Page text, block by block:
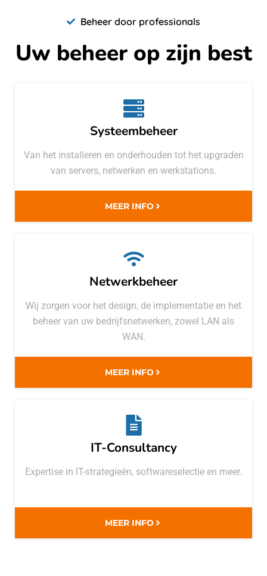
Beheer door professionals
Uw beheer op zijn best
Systeembeheer
Van het installeren en onderhouden tot het upgraden
van servers, netwerken en werkstations.
MEER INFO
Netwerkbeheer
Wij zorgen voor het design, de implementatie en het
beheer van uw bedrijfsnetwerken, zowel LAN als
WAN.
MEER INFO
IT-Consultancy
Expertise in IT-strategieën, softwareselectie en meer.
MEER INFO